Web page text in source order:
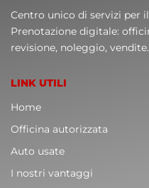
Centro unico di servizi per
Prenotazione digitale:
revisione, noleggio, vendite.
LINK UTILI
Home
Officina autorizzata
Auto usate
I nostri vantaggi